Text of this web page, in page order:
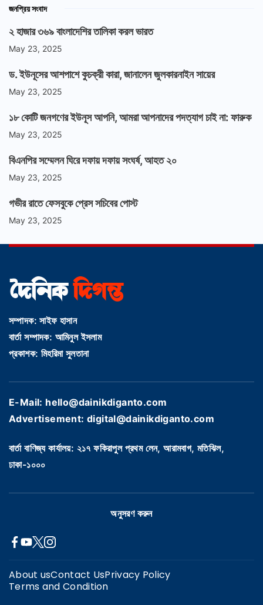
জনপ্রিয় সংবাদ
২ হাজার ৩৬৯ বাংলাদেশির তালিকা করল ভারত
May 23, 2025
ড. ইউনূসের আশপাশে কুচক্রী কারা, জানালেন জুলকারনাইন সায়ের
May 23, 2025
১৮ কোটি জনগণের ইউনূস আপনি, আমরা আপনাদের পদত্যাগ চাই না: ফারুক
May 23, 2025
বিএনপির সম্মেলন ঘিরে দফায় দফায় সংঘর্ষ, আহত ২০
May 23, 2025
গভীর রাতে ফেসবুকে প্রেস সচিবের পোস্ট
May 23, 2025
সম্পাদক: সাইফ হাসান
বার্তা সম্পাদক: আমিনুল ইসলাম
প্রকাশক: মিহরিমা সুলতানা
E-Mail: hello@dainikdiganto.com
Advertisement: digital@dainikdiganto.com
বার্তা বাণিজ্য কার্যালয়: ২১৭ ফকিরাপুল প্রথম লেন, আরামবাগ, মতিঝিল,
ঢাকা-১০০০
অনুসরণ করুন
About usContact UsPrivacy Policy
Terms and Condition